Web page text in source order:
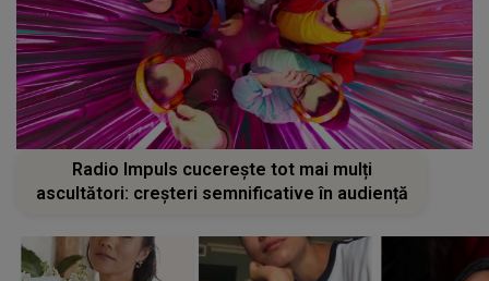
Radio Impuls cucerește tot mai mulți
ascultători: creșteri semnificative în audiență